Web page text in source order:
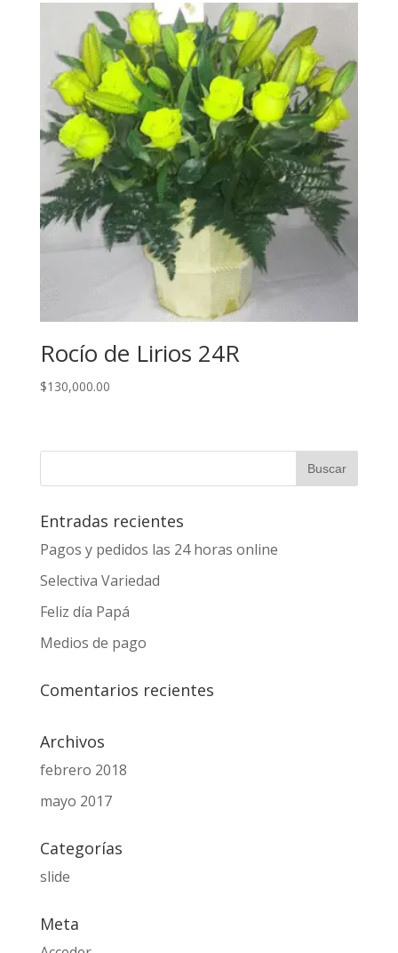
Rocío de Lirios 24R
$130,000.00
Entradas recientes
Pagos y pedidos las 24 horas online
Selectiva Variedad
Feliz día Papá
Medios de pago
Comentarios recientes
Archivos
febrero 2018
mayo 2017
Categorías
slide
Meta